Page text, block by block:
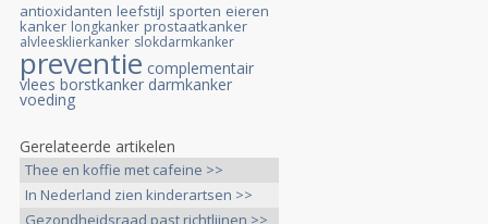
antioxidanten leefstijl sporten eieren
kanker longkanker prostaatkanker
alvleesklierkanker slokdarmkanker
preventie complementair
vlees borstkanker darmkanker
voeding
Gerelateerde artikelen
Thee en koffie met cafeine >>
In Nederland zien kinderartsen >>
Gezondheidsraad past richtlijnen >>